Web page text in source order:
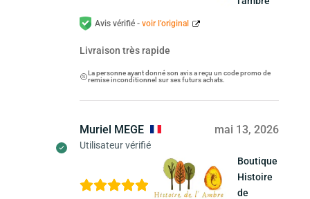
Avis vérifié - voir l’original
Livraison très rapide
La personne ayant donné son avis a reçu un code promo de
remise inconditionnel sur ses futurs achats.
Muriel MEGE
Utilisateur vérifié
mai 13, 2026
Boutique
Histoire
de